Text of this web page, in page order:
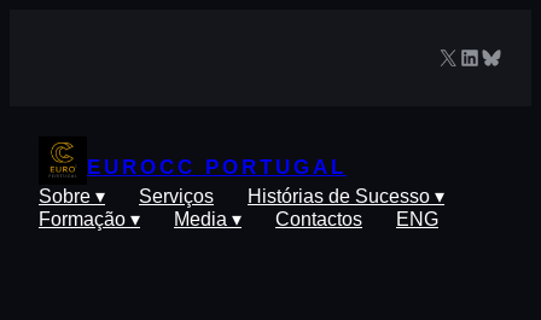
X LinkedIn
EUROCC PORTUGAL
Sobre ▾ Serviços
Histórias de Sucesso ▾
Formação ▾
Media ▾ Contactos ENG